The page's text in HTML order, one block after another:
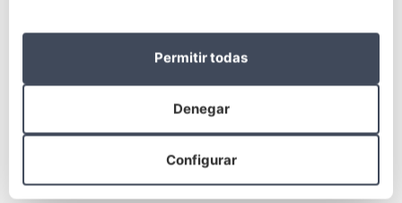
usuarios
SEGÚN EL PLAZO DE TIEMPO QUE
PERMANECEN ACTIVAS (TIPO):
Configurar
Denegar
Permitir todas